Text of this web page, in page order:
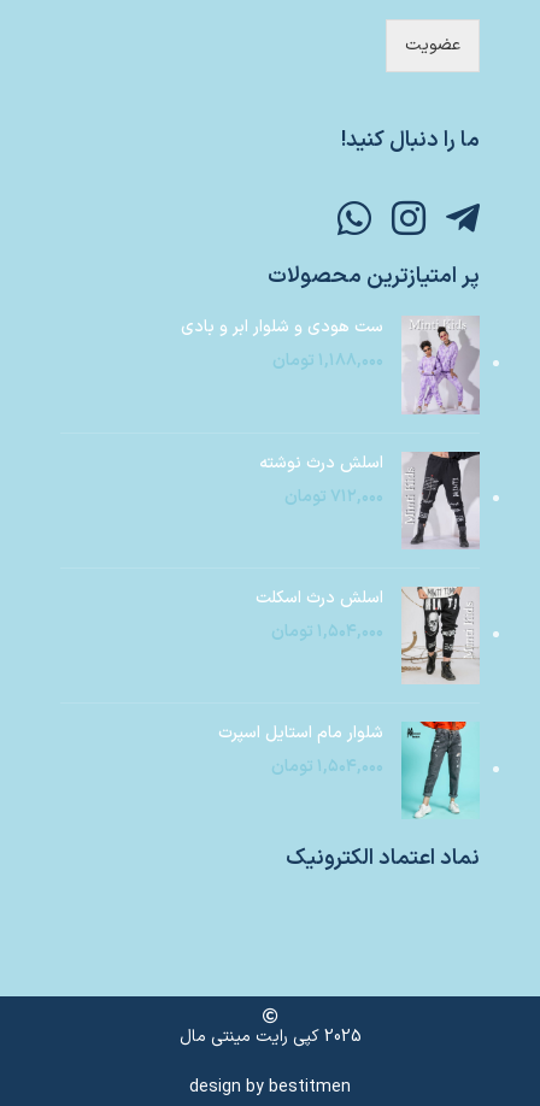
عضویت
ما را دنبال کنید!
پر امتیازترین محصولات
ست هودی و شلوار ابر و بادی
۱,۱۸۸,۰۰۰ تومان
اسلش درث نوشته
۷۱۲,۰۰۰ تومان
اسلش درث اسکلت
۱,۵۰۴,۰۰۰ تومان
شلوار مام استایل اسپرت
۱,۵۰۴,۰۰۰ تومان
نماد اعتماد الکترونیک
2025 کپی رایت مینتی مال
design bybestitmen